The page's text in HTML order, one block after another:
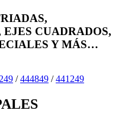
CUADRADOS,
Y MÁS…
/444849 /441249